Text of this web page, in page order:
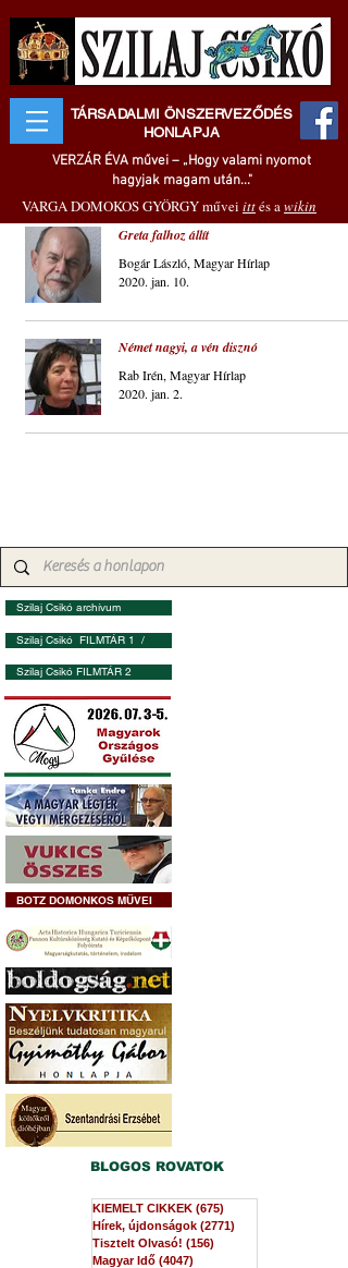
TÁRSADALMI ÖNSZERVEZŐDÉS
HONLAPJA
VERZÁR ÉVA művei – „Hogy valami nyomot
hagyjak magam után..."
VARGA DOMOKOS GYÖRGY művei ittés awikin
Greta falhoz állít
Bogár László, Magyar Hírlap
2020. jan. 10.
Német nagyi, a vén disznó
Rab Irén, Magyar Hírlap
2020. jan. 2.
Szilaj Csikó archívum
Szilaj Csikó FILMTÁR 1 /
Szilaj Csikó FILMTÁR 2
BOTZ DOMONKOS MŰVEI
BLOGOS ROVATOK
KIEMELT CIKKEK (675)
Hírek, újdonságok (2771)
Tisztelt Olvasó! (156)
Magyar Idő (4047)